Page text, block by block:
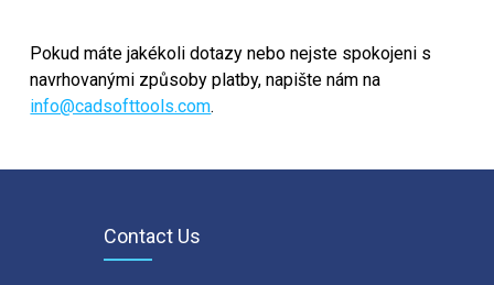
PCs that are connected to a TCP/IP network. The
licenses are managed by the software CST
Floating License Server that is free and is installed
The number of computers using ABViewer at the
purchased floating licenses. When the software is
started, it connects to CST Floating License Server
Pokud máte jakékoli dotazy nebo nejste spokojeni s
navrhovanými způsoby platby, napište nám na
info@cadsofttools.com.
Contact Us